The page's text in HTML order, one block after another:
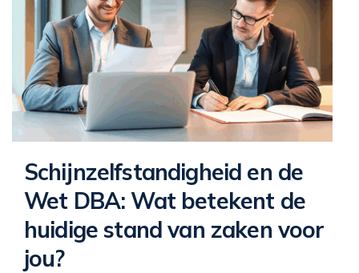
Schijnzelfstandigheid en de
Wet DBA: Wat betekent de
huidige stand van zaken voor
jou?